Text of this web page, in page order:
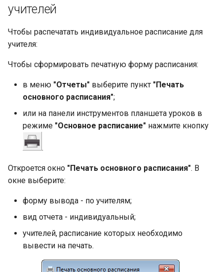
учителей
Чтобы распечатать индивидуальное расписание для
учителя:
Чтобы сформировать печатную форму расписания:
в меню "Отчеты" выберите пункт "Печать
основного расписания";
или на панели инструментов планшета уроков в
режиме "Основное расписание" нажмите кнопку
.
Откроется окно "Печать основного расписания". В
окне выберите:
форму вывода - по учителям;
вид отчета - индивидуальный;
учителей, расписание которых необходимо
вывести на печать.